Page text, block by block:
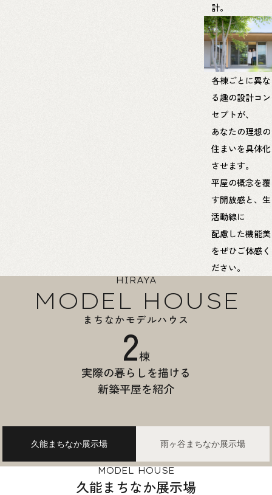
計。
各棟ごとに異な
る趣の設計コン
セプトが、
あなたの理想の
住まいを具体化
させます。
平屋の概念を覆
す開放感と、生
活動線に
配慮した機能美
をぜひご体感く
ださい。
HIRAYA
MODEL HOUSE
まちなかモデルハウス
2棟
実際の暮らしを描ける
新築平屋を紹介
久能まちなか展示場 雨ヶ谷まちなか展示場
MODEL HOUSE
久能まちなか展示場